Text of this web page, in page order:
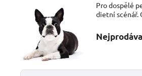
Pro dospělé
dietní scénář.